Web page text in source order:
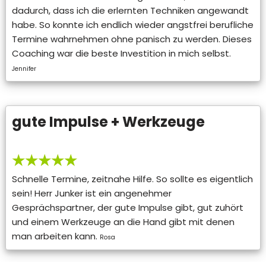
dadurch, dass ich die erlernten Techniken angewandt
habe. So konnte ich endlich wieder angstfrei berufliche
Termine wahrnehmen ohne panisch zu werden. Dieses
Coaching war die beste Investition in mich selbst.
Jennifer
gute Impulse + Werkzeuge
★★★★★
Schnelle Termine, zeitnahe Hilfe. So sollte es eigentlich
sein! Herr Junker ist ein angenehmer
Gesprächspartner, der gute Impulse gibt, gut zuhört
und einem Werkzeuge an die Hand gibt mit denen
man arbeiten kann. Rosa